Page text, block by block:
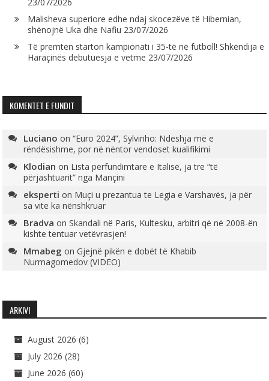
23/07/2026
Malisheva superiore edhe ndaj skocezëve të Hibernian,
shënojnë Uka dhe Nafiu 23/07/2026
Të premtën starton kampionati i 35-të në futboll! Shkëndija e
Haraçinës debutuesja e vetme 23/07/2026
KOMENTET E FUNDIT
Luciano on“Euro 2024”, Sylvinho: Ndeshja më e
rëndësishme, por në nëntor vendoset kualifikimi
Klodian on Lista përfundimtare e Italisë, ja tre “të
përjashtuarit” nga Mançini
eksperti on Muçi u prezantua te Legia e Varshavës, ja për
sa vite ka nënshkruar
Bradva onSkandali në Paris, Kultesku, arbitri që në 2008-ën
kishte tentuar vetëvrasjen!
Mmabeg onGjejnë pikën e dobët të Khabib
Nurmagomedov (VIDEO)
ARKIVI
August 2026 (6)
July 2026 (28)
June 2026 (60)